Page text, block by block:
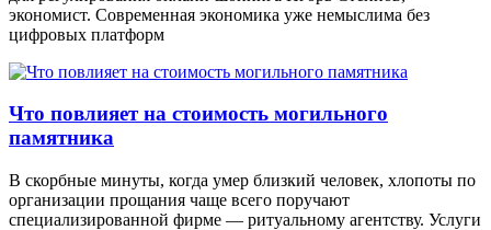
экономист. Современная экономика уже немыслима без
цифровых платформ
Что повлияет на стоимость могильного
памятника
В скорбные минуты, когда умер близкий человек, хлопоты по
организации прощания чаще всего поручают
специализированной фирме — ритуальному агентству. Услуги